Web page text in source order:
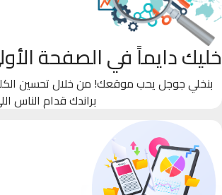
خليك دايماً في الصفحة
براندك قدام الناس